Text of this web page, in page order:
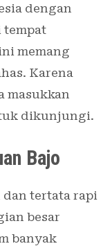
dengan
tempat
memang
Karena
masukkan
dikunjungi.
Bajo
tertata rapi
besar
banyak